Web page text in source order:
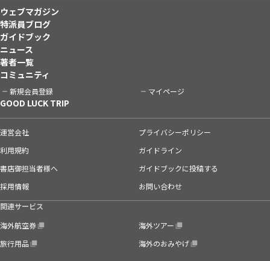
ウェブマガジン
特派員ブログ
ガイドブック
ニュース
著者一覧
コミュニティ
新規会員登録 マイページ
GOOD LUCK TRIP
運営会社
プライバシーポリシー
利用規約
ガイドライン
書店御担当者様へ
ガイドブックに投稿する
採用情報
お問い合わせ
関連サービス
海外航空券
海外ツアー
旅行用品
海外のおみやげ